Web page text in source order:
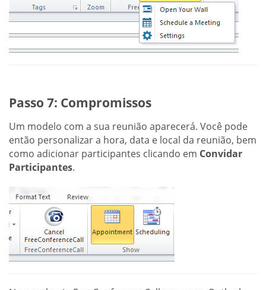
Passo 7: Compromissos
Um modelo com a sua reunião aparecerá. Você pode
então personalizar a hora, data e local da reunião, bem
como adicionar participantes clicando em Convidar
Participantes.